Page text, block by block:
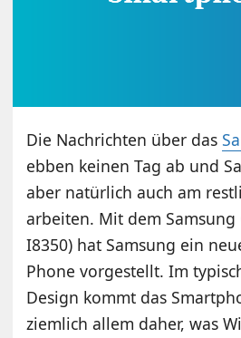
Die Nachrichten über das
ebben keinen Tag ab und
aber natürlich auch am
arbeiten. Mit dem Samsung
I8350) hat Samsung ein
Phone vorgestellt. Im
Design kommt das
ziemlich allem daher, was